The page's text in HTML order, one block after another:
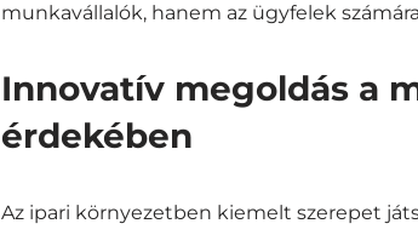
munkavállalók, hanem az ügyfelek
Innovatív megoldás a
érdekében
Az ipari környezetben kiemelt szerepet